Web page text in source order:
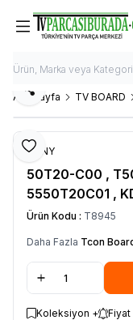
Ana Sayfa TV BOARD
Favoriye Ekle
Paylaş
SONY
50T20-C00 ,
5550T20C01 ,
Ürün Kodu : T8945
Daha Fazla Tcon
Koleksiyon + Fiyat